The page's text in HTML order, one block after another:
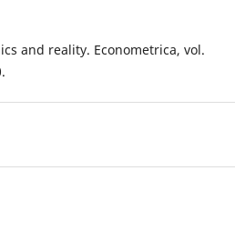
and reality. Econometrica, vol.